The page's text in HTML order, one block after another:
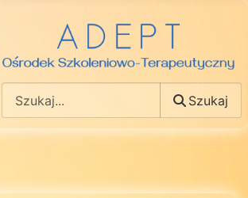
Szukaj